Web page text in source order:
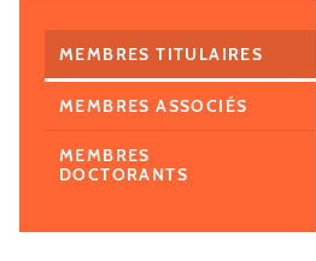
MEMBRES TITULAIRES
MEMBRES ASSOCIÉS
MEMBRES
DOCTORANTS